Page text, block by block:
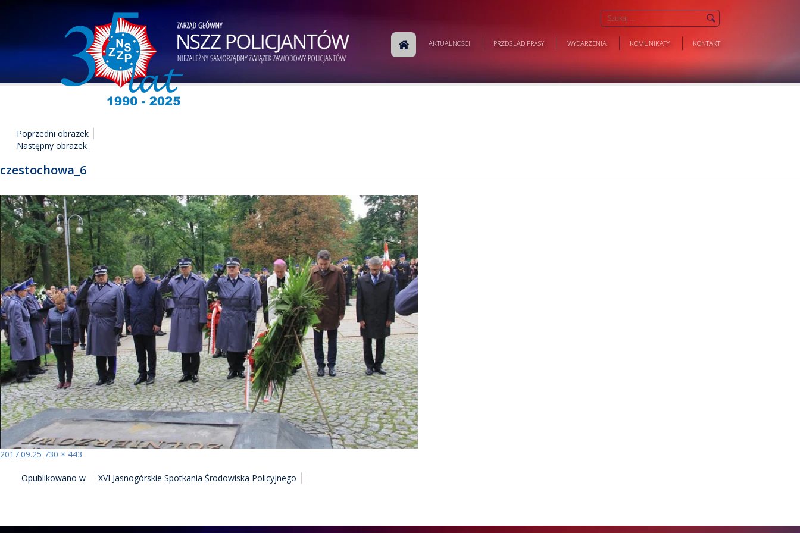
AKTUALNOŚCI PRZEGLĄD PRASY WYDARZENIA KOMUNIKATY KONTAKT
Poprzedni obrazek
Następny obrazek
czestochowa_6
Opublikowano
2017.09.25 Pełny
730 × 443
WPISUOpublikowano w XVI Jasnogórskie Spotkania Środowiska Policyjnego